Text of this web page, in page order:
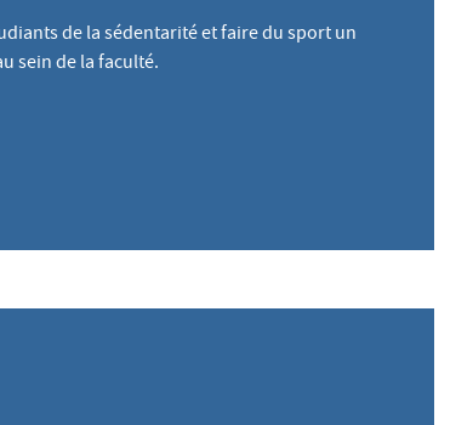
de la sédentarité et faire du sport un
sein de la faculté.